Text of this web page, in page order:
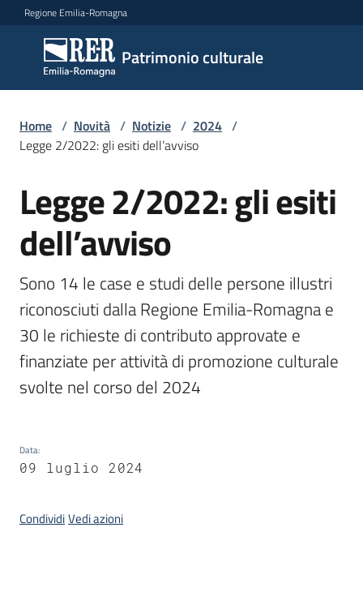
Vai al contenuto
Vai alla navigazione
Vai al footer
Regione Emilia-Romagna
Patrimonio culturale
Patrimonio
culturale
Argomenti
Novità
Servizi
Leggi
Atti
Bandi
Piani
Home / Novità / Notizie / 2024 /
Legge 2/2022: gli esiti dell’avviso
Salta al contenuto
Legge 2/2022: gli esiti
dell’avviso
Sono 14 le case e studi delle persone illustri
riconosciuti dalla Regione Emilia-Romagna e
30 le richieste di contributo approvate e
finanziate per attività di promozione culturale
svolte nel corso del 2024
Data:
09 luglio 2024
CondividiVedi azioni